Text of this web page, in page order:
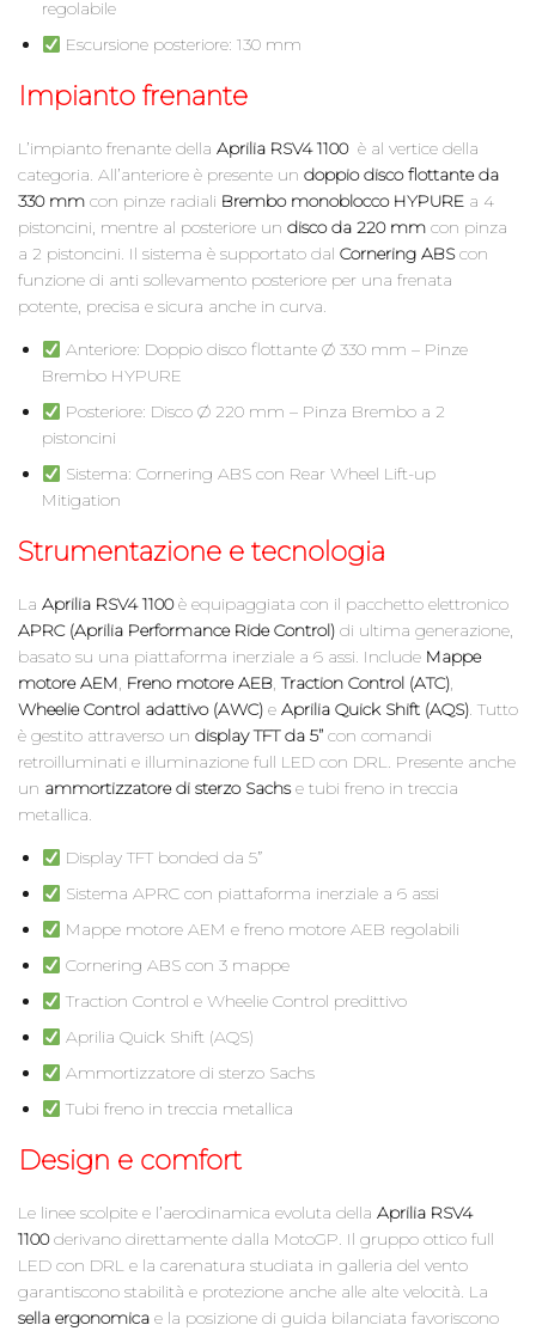
regolabile
Escursione posteriore: 130 mm
Impianto frenante
L’impianto frenante della Aprilia RSV4 1100 è al vertice della
categoria. All’anteriore è presente un doppio disco flottante da
330 mm con pinze radiali Brembo monoblocco HYPURE a 4
pistoncini, mentre al posteriore un disco da 220 mm con pinza
a 2 pistoncini. Il sistema è supportato dal Cornering ABScon
funzione di anti sollevamento posteriore per una frenata
potente, precisa e sicura anche in curva.
Anteriore: Doppio disco flottante Ø 330 mm – Pinze
Brembo HYPURE
Posteriore: Disco Ø 220 mm – Pinza Brembo a 2
pistoncini
Sistema: Cornering ABS con Rear Wheel Lift-up
Mitigation
Strumentazione e tecnologia
La Aprilia RSV4 1100è equipaggiata con il pacchetto elettronico
APRC (Aprilia Performance Ride Control) di ultima generazione,
basato su una piattaforma inerziale a 6 assi. Include Mappe
motore AEM, Freno motore AEB,Traction Control (ATC),
Wheelie Control adattivo (AWC) e Aprilia Quick Shift (AQS). Tutto
è gestito attraverso un display TFT da 5” con comandi
retroilluminati e illuminazione full LED con DRL. Presente anche
un ammortizzatore di sterzo Sachse tubi freno in treccia
metallica.
Display TFT bonded da 5”
Sistema APRC con piattaforma inerziale a 6 assi
Mappe motore AEM e freno motore AEB regolabili
Cornering ABS con 3 mappe
Traction Control e Wheelie Control predittivo
Aprilia Quick Shift (AQS)
Ammortizzatore di sterzo Sachs
Tubi freno in treccia metallica
Design e comfort
Le linee scolpite e l’aerodinamica evoluta della Aprilia RSV4
1100derivano direttamente dalla MotoGP. Il gruppo ottico full
LED con DRL e la carenatura studiata in galleria del vento
garantiscono stabilità e protezione anche alle alte velocità. La
sella ergonomica e la posizione di guida bilanciata favoriscono